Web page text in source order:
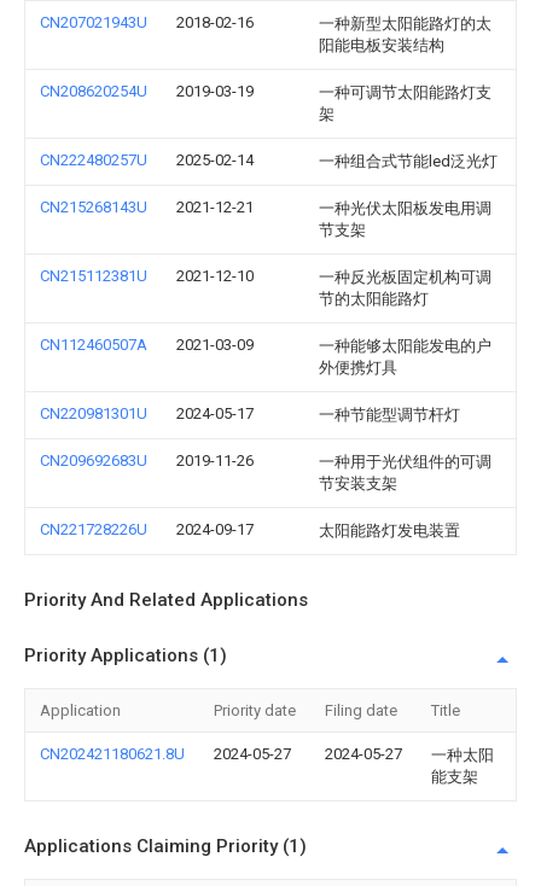
CN207021943U 2018-02-16
一种新型太阳能路灯的太
阳能电板安装结构
CN208620254U 2019-03-19
一种可调节太阳能路灯支
架
CN222480257U 2025-02-14 一种组合式节能led泛光灯
CN215268143U 2021-12-21
一种光伏太阳板发电用调
节支架
CN215112381U 2021-12-10
一种反光板固定机构可调
节的太阳能路灯
CN112460507A 2021-03-09
一种能够太阳能发电的户
外便携灯具
CN220981301U 2024-05-17 一种节能型调节杆灯
CN209692683U 2019-11-26
一种用于光伏组件的可调
节安装支架
CN221728226U 2024-09-17 太阳能路灯发电装置
Priority And Related Applications
Priority Applications (1)
Application Priority date Filing date Title
CN202421180621.8U 2024-05-27 2024-05-27
一种太阳
能支架
Applications Claiming Priority (1)